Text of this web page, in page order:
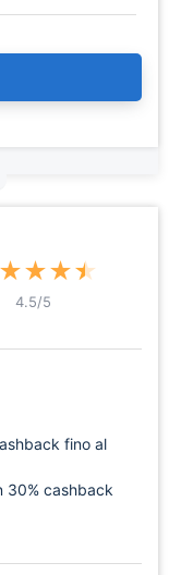
★★★★
4.5/5
fino al
30% cashback